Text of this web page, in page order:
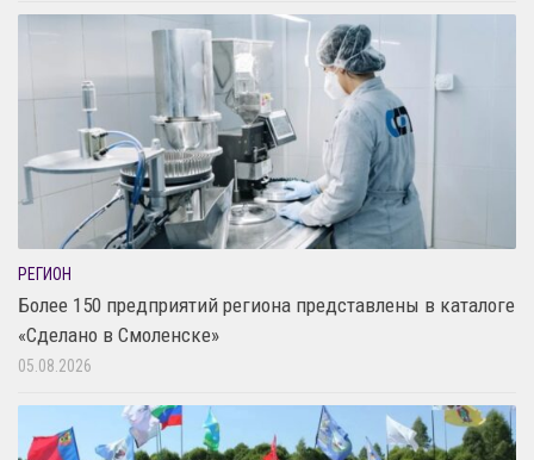
РЕГИОН
Более 150 предприятий региона представлены в каталоге
«Сделано в Смоленске»
05.08.2026